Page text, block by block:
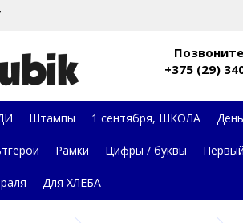
+375 (29)
Штампы 1 сентября, ШКОЛА
Рамки Цифры / буквы
Для ХЛЕБА